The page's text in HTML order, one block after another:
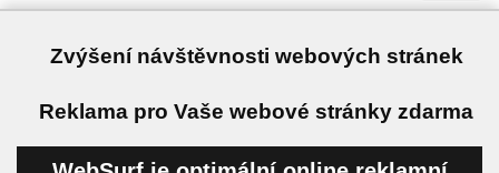
Zvýšení návštěvnosti webových stránek
Reklama pro Vaše webové stránky zdarma